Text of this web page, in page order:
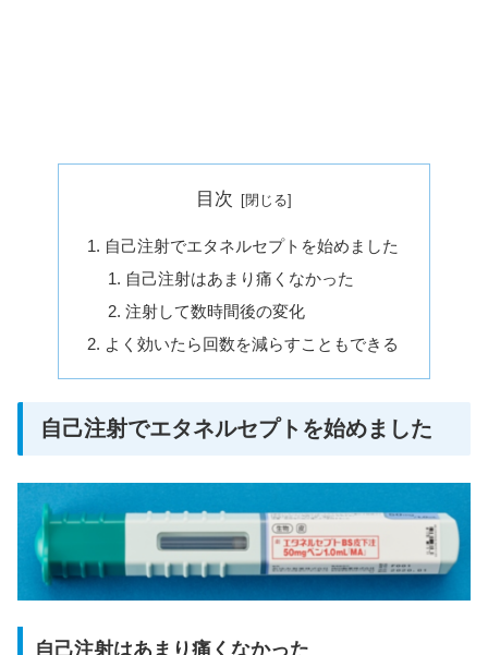
目次
自己注射でエタネルセプトを始めました
自己注射はあまり痛くなかった
注射して数時間後の変化
よく効いたら回数を減らすこともできる
自己注射でエタネルセプトを始めました
自己注射はあまり痛くなかった